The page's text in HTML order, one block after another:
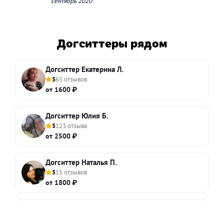
Догситтеры рядом
Догситтер Екатерина Л.
565 отзывов
от 1600 ₽
Догситтер Юлия Б.
5123 отзыва
от 2500 ₽
Догситтер Наталья П.
515 отзывов
от 1800 ₽